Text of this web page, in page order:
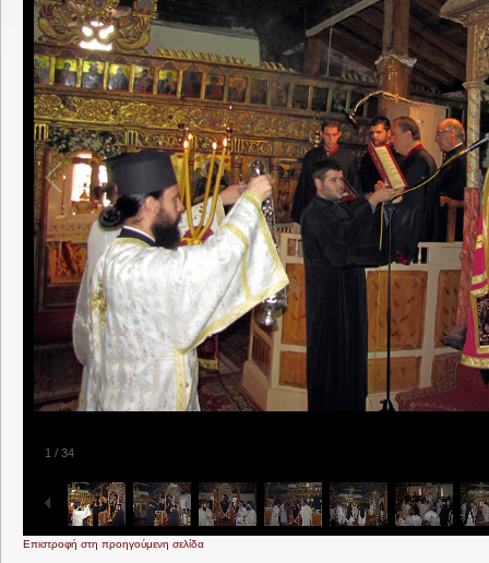
1 / 34
Επιστροφή στη προηγούμενη σελίδα